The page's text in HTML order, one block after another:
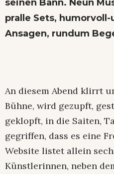
seinen Bann. Neun
pralle Sets,
Ansagen, rundum
An diesem Abend klirrt
Bühne, wird gezupft,
geklopft, in die Saiten,
gegriffen, dass es eine
Website listet allein
Künstlerinnen, neben